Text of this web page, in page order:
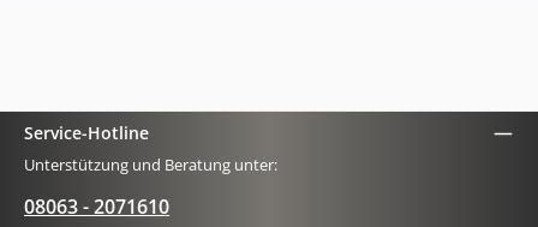
Service-Hotline
Unterstützung und Beratung unter:
08063 - 2071610